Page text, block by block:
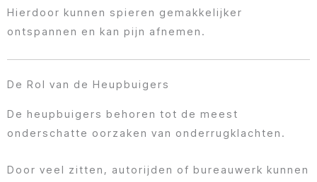
Hierdoor kunnen spieren gemakkelijker
ontspannen en kan pijn afnemen.
De Rol van de Heupbuigers
De heupbuigers behoren tot de meest
onderschatte oorzaken van onderrugklachten.
Door veel zitten, autorijden of bureauwerk kunnen